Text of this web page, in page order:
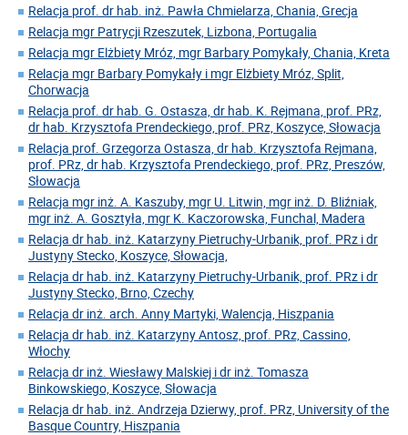
Relacja prof. dr hab. inż. Pawła Chmielarza, Chania, Grecja
Relacja mgr Patrycji Rzeszutek, Lizbona, Portugalia
Relacja mgr Elżbiety Mróz, mgr Barbary Pomykały, Chania, Kreta
Relacja mgr Barbary Pomykały i mgr Elżbiety Mróz, Split,
Chorwacja
Relacja prof. dr hab. G. Ostasza, dr hab. K. Rejmana, prof. PRz,
dr hab. Krzysztofa Prendeckiego, prof. PRz, Koszyce, Słowacja
Relacja prof. Grzegorza Ostasza, dr hab. Krzysztofa Rejmana,
prof. PRz, dr hab. Krzysztofa Prendeckiego, prof. PRz, Preszów,
Słowacja
Relacja mgr inż. A. Kaszuby, mgr U. Litwin, mgr inż. D. Bliźniak,
mgr inż. A. Gosztyła, mgr K. Kaczorowska, Funchal, Madera
Relacja dr hab. inż. Katarzyny Pietruchy-Urbanik, prof. PRz i dr
Justyny Stecko, Koszyce, Słowacja,
Relacja dr hab. inż. Katarzyny Pietruchy-Urbanik, prof. PRz i dr
Justyny Stecko, Brno, Czechy
Relacja dr inż. arch. Anny Martyki, Walencja, Hiszpania
Relacja dr hab. inż. Katarzyny Antosz, prof. PRz, Cassino,
Włochy
Relacja dr inż. Wiesławy Malskiej i dr inż. Tomasza
Binkowskiego, Koszyce, Słowacja
Relacja dr hab. inż. Andrzeja Dzierwy, prof. PRz, University of the
Basque Country, Hiszpania